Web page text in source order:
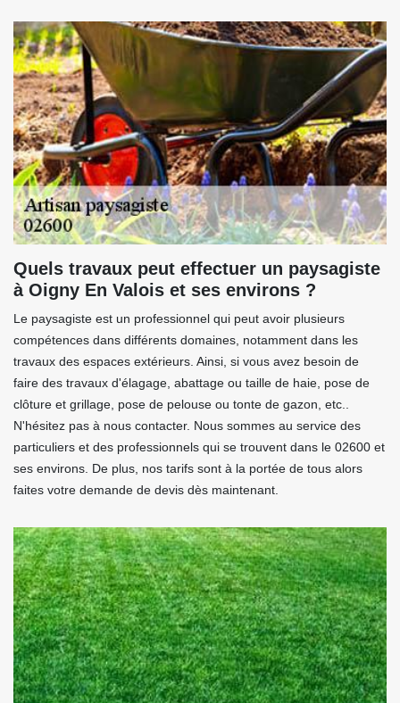
Quels travaux peut effectuer un paysagiste
à Oigny En Valois et ses environs ?
Le paysagiste est un professionnel qui peut avoir plusieurs
compétences dans différents domaines, notamment dans les
travaux des espaces extérieurs. Ainsi, si vous avez besoin de
faire des travaux d'élagage, abattage ou taille de haie, pose de
clôture et grillage, pose de pelouse ou tonte de gazon, etc..
N'hésitez pas à nous contacter. Nous sommes au service des
particuliers et des professionnels qui se trouvent dans le 02600 et
ses environs. De plus, nos tarifs sont à la portée de tous alors
faites votre demande de devis dès maintenant.